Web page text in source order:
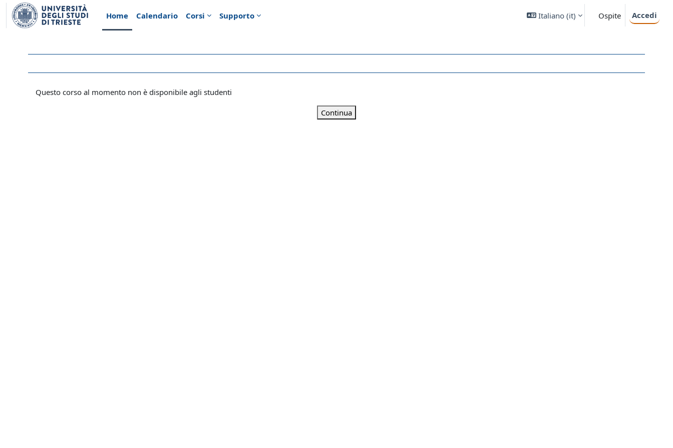
Vai al contenuto principale
Home
Calendario Corsi Supporto Italiano ‎(it)‎ Ospite Accedi
Questo corso al momento non è disponibile agli studenti
Continua